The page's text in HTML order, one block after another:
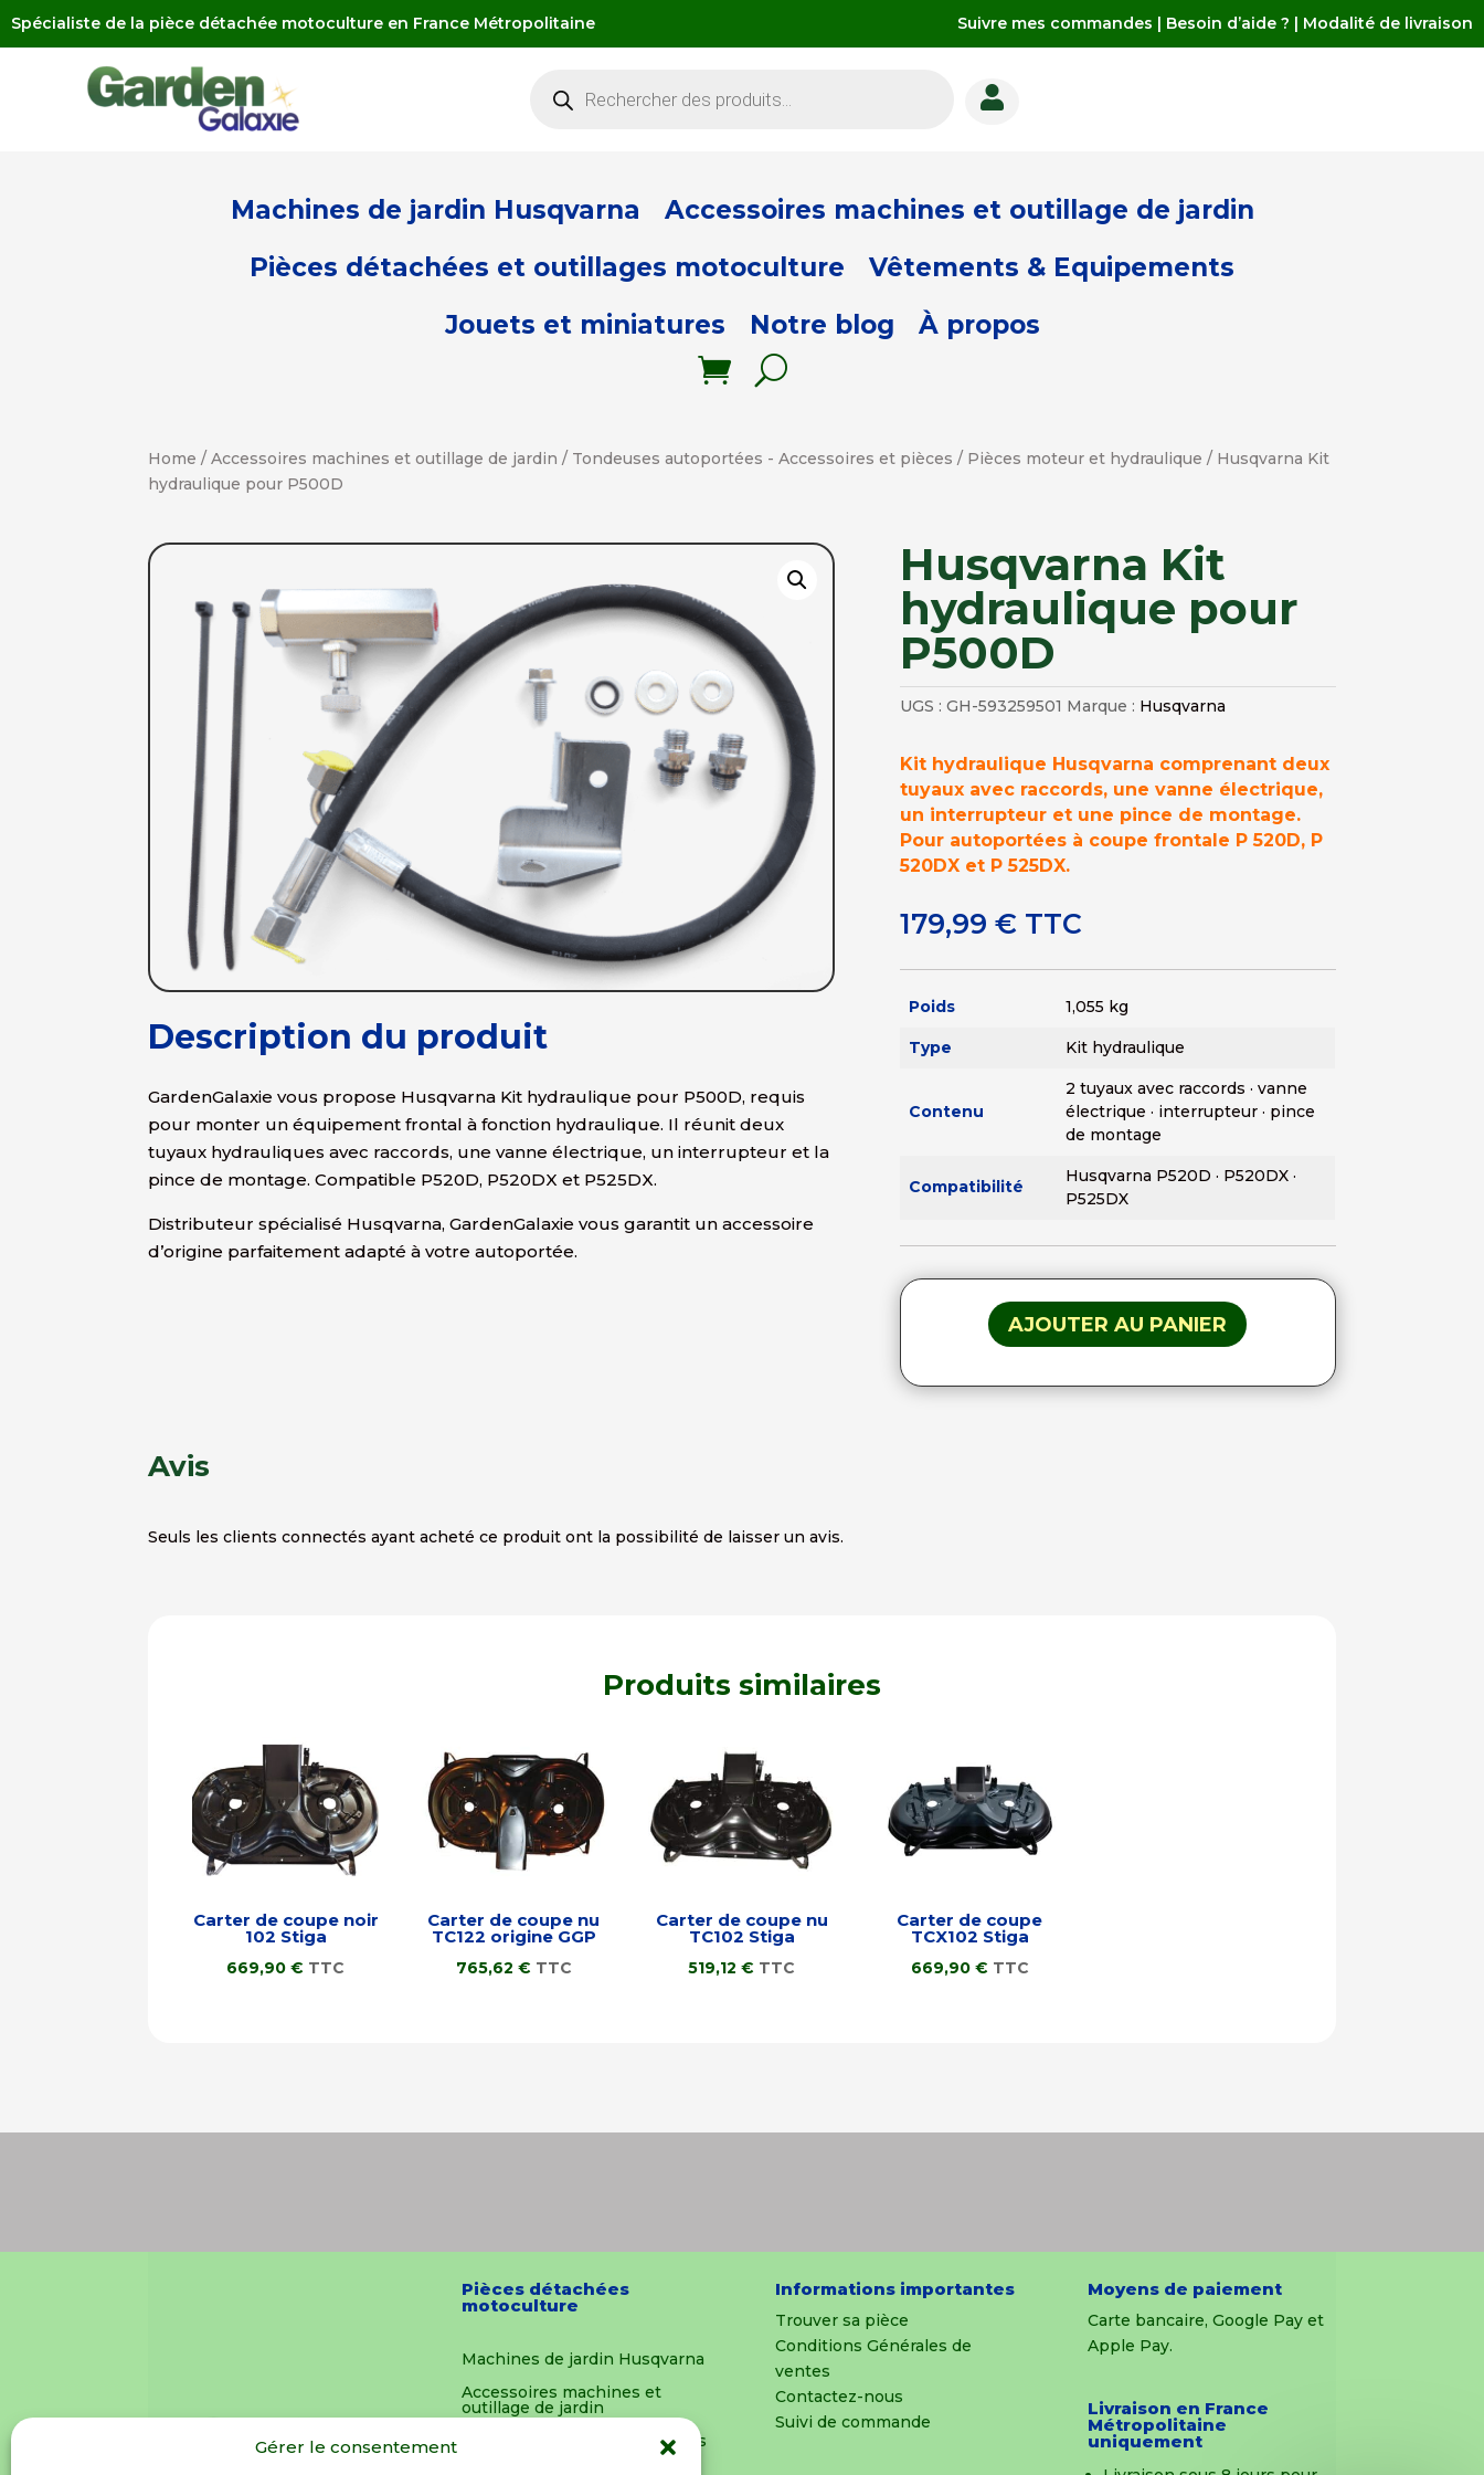
Gérer le consentement
Spécialiste de la pièce détachée motoculture en France Métropolitaine Suivre mes commandes | Besoin d’aide ? | Modalité de livraison
produits 
Machines de jardin Husqvarna
Accessoires machines et outillage de jardin
Pièces détachées et outillages motoculture
Vêtements & Equipements
Jouets et miniatures
Notre blog À propos
Home /Accessoires machines et outillage de jardin / Tondeuses autoportées - Accessoires et pièces / Pièces moteur et hydraulique / Husqvarna Kit
hydraulique pour P500D
Description du produit
GardenGalaxie vous propose Husqvarna Kit hydraulique pour P500D, requis
pour monter un équipement frontal à fonction hydraulique. Il réunit deux
tuyaux hydrauliques avec raccords, une vanne électrique, un interrupteur et la
pince de montage. Compatible P520D, P520DX et P525DX.
Distributeur spécialisé Husqvarna, GardenGalaxie vous garantit un accessoire
d’origine parfaitement adapté à votre autoportée.
Husqvarna Kit
hydraulique pour
P500D
UGS : GH-593259501 Marque : Husqvarna
Kit hydraulique Husqvarna comprenant deux
tuyaux avec raccords, une vanne électrique,
un interrupteur et une pince de montage.
Pour autoportées à coupe frontale P 520D, P
520DX et P 525DX.
179,99 € TTC
Poids 1,055 kg
Type Kit hydraulique
Contenu
2 tuyaux avec raccords · vanne
électrique · interrupteur · pince
de montage
Compatibilité
Husqvarna P520D · P520DX ·
P525DX
AJOUTER AU PANIER
Avis
Seuls les clients connectés ayant acheté ce produit ont la possibilité de laisser un avis.
Produits similaires
Carter de coupe noir
102 Stiga
669,90€ TTC
Carter de coupe nu
TC122 origine GGP
765,62 € TTC
Carter de coupe nu
TC102 Stiga
519,12€ TTC
Carter de coupe
TCX102 Stiga
669,90 € TTC
Pièces détachées
motoculture
Machines de jardin Husqvarna
Accessoires machines et
outillage de jardin
Pièces détachées et outillages
Informations importantes
Trouver sa pièce
Conditions Générales de
ventes
Contactez-nous
Suivi de commande
Moyens de paiement
Carte bancaire, Google Pay et
Apple Pay.
Livraison en France
Métropolitaine
uniquement